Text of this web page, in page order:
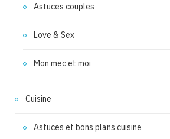
Astuces couples
Love & Sex
Mon mec et moi
Cuisine
Astuces et bons plans cuisine